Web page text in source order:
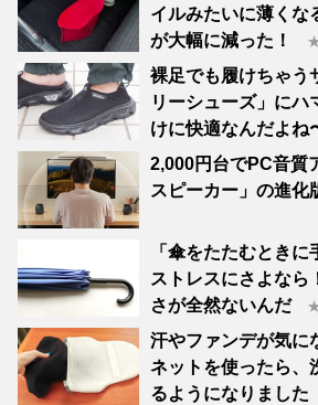
イルみたいに薄くな
が大幅に減った！
裸足でも履けちゃう
リーシューズ」にハ
けに快適なんだよね
2,000円台でPC音質
スピーカー」の進化
「傘をたたむときに
ストレスにさよなら
さが全然ないんだ
汗やファンデが気に
ネットを使ったら、
るようになりました